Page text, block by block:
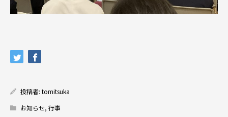
投稿者:tomitsuka
お知らせ, 行事